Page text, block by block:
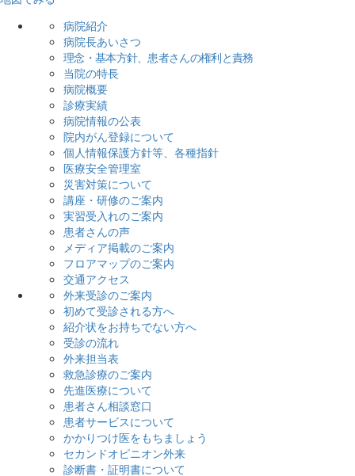
病院紹介
病院長あいさつ
理念・基本方針、患者さんの権利と責務
当院の特長
病院概要
診療実績
病院情報の公表
院内がん登録について
個人情報保護方針等、各種指針
医療安全管理室
災害対策について
講座・研修のご案内
実習受入れのご案内
患者さんの声
メディア掲載のご案内
フロアマップのご案内
交通アクセス
外来受診のご案内
初めて受診される方へ
紹介状をお持ちでない方へ
受診の流れ
外来担当表
救急診療のご案内
先進医療について
患者さん相談窓口
患者サービスについて
かかりつけ医をもちましょう
セカンドオピニオン外来
診断書・証明書について